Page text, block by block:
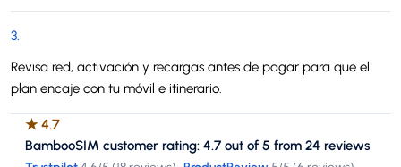
3.
Revisa red, activación y recargas antes de pagar para que el
plan encaje con tu móvil e itinerario.
★4.7
BambooSIM customer rating: 4.7 out of 5 from 24 reviews